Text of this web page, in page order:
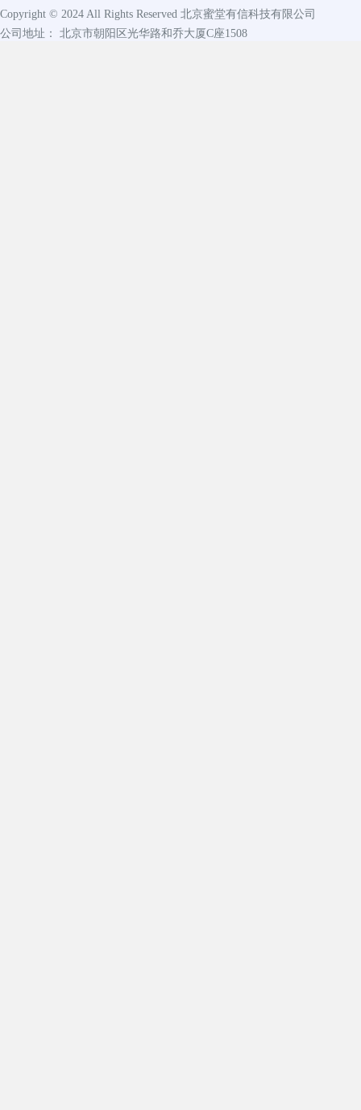
Copyright © 2024 All Rights Reserved 北京蜜堂有信科技有限公司
公司地址： 北京市朝阳区光华路和乔大厦C座1508